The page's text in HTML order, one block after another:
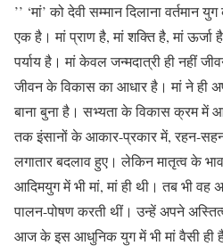
’’ ‘मां’ को देवी सम्मान दिलाना
एक है। मां प्राण है, मां शक्ति है, मां
पर्याय है। मां केवल जन्मदात्री ही नहीं
जीवन के विकास का आधार है। मां ने ही
बाना बुना है। सभ्यता के विकास क्रम
तक इंसानों के आकार-प्रकार में, रहन-
लगातार बदलाव हुए। लेकिन मातृत्व के
आदिमयुग में भी मां, मां ही थी। तब भी
पालन-पोषण करती थीं। उन्हें अपने
आज के इस आधुनिक युग में भी मां वैसी ही